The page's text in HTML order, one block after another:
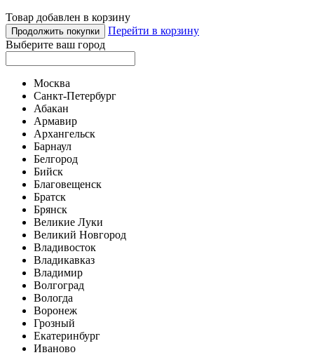
Товар добавлен в корзину
Продолжить покупки
Перейти в корзину
Выберите ваш город
Москва
Санкт-Петербург
Абакан
Армавир
Архангельск
Барнаул
Белгород
Бийск
Благовещенск
Братск
Брянск
Великие Луки
Великий Новгород
Владивосток
Владикавказ
Владимир
Волгоград
Вологда
Воронеж
Грозный
Екатеринбург
Иваново